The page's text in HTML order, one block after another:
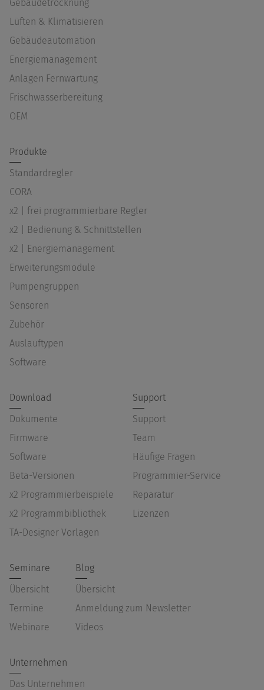
Gebäudetrocknung
Lüften & Klimatisieren
Gebäudeautomation
Energiemanagement
Anlagen Fernwartung
Frischwasserbereitung
OEM
Produkte
Standardregler
CORA
x2 | frei programmierbare Regler
x2 | Bedienung & Schnittstellen
x2 | Energiemanagement
Erweiterungsmodule
Pumpengruppen
Sensoren
Zubehör
Auslauftypen
Software
Download
Dokumente
Firmware
Software
Beta-Versionen
x2 Programmierbeispiele
x2 Programmbibliothek
TA-Designer Vorlagen
Support
Support
Team
Häufige Fragen
Programmier-Service
Reparatur
Lizenzen
Seminare
Übersicht
Termine
Webinare
Blog
Übersicht
Anmeldung zum Newsletter
Videos
Unternehmen
Das Unternehmen